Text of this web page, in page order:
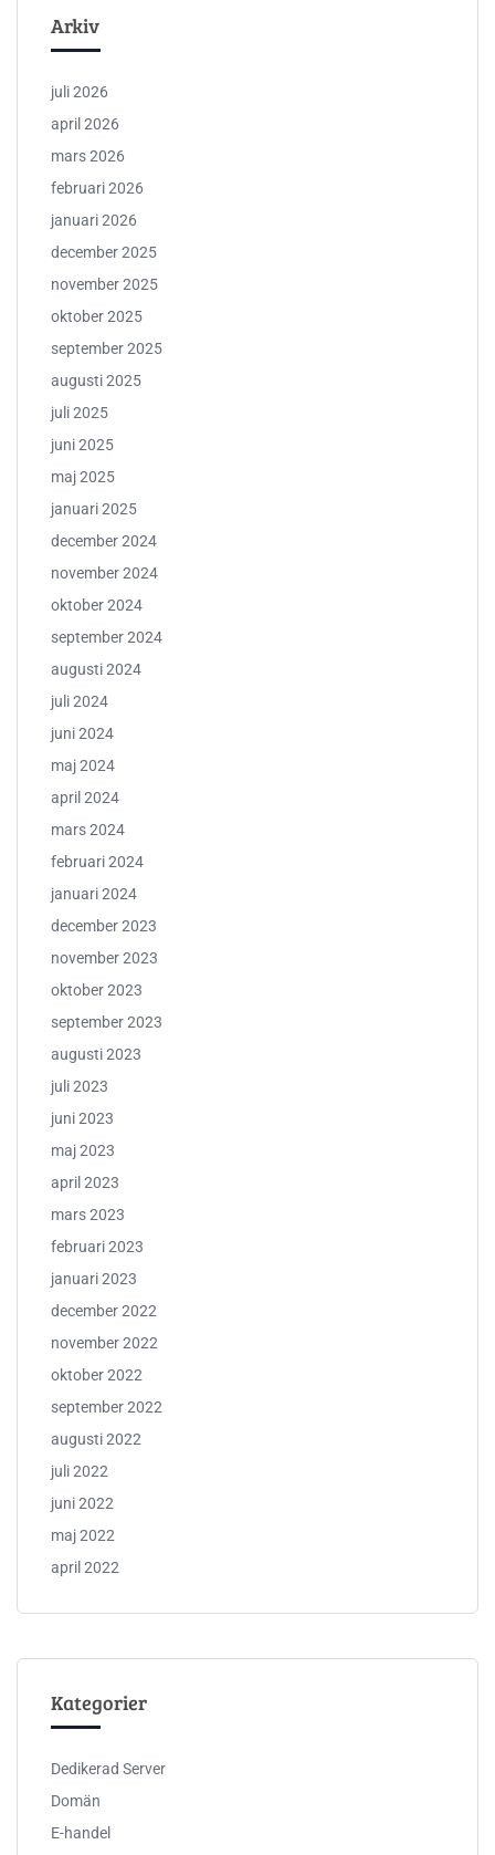
Arkiv
juli 2026
april 2026
mars 2026
februari 2026
januari 2026
december 2025
november 2025
oktober 2025
september 2025
augusti 2025
juli 2025
juni 2025
maj 2025
januari 2025
december 2024
november 2024
oktober 2024
september 2024
augusti 2024
juli 2024
juni 2024
maj 2024
april 2024
mars 2024
februari 2024
januari 2024
december 2023
november 2023
oktober 2023
september 2023
augusti 2023
juli 2023
juni 2023
maj 2023
april 2023
mars 2023
februari 2023
januari 2023
december 2022
november 2022
oktober 2022
september 2022
augusti 2022
juli 2022
juni 2022
maj 2022
april 2022
Kategorier
Dedikerad Server
Domän
E-handel